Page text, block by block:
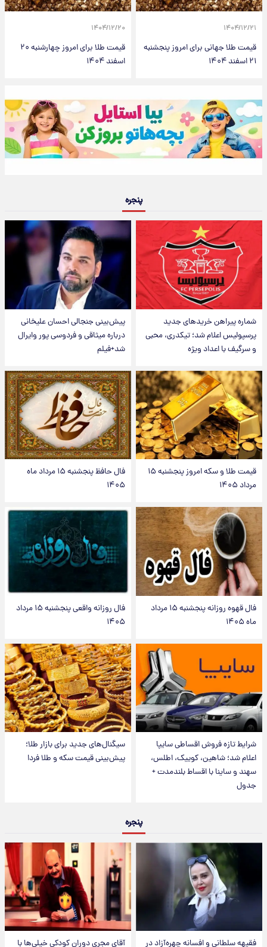
۱۴۰۴/۱۲/۲۱
قیمت طلا جهانی برای امروز پنجشنبه
۲۱ اسفند ۱۴۰۴
۱۴۰۴/۱۲/۲۰
قیمت طلا برای امروز چهارشنبه ۲۰
اسفند ۱۴۰۴
پنجره
شماره پیراهن خریدهای جدید
پرسپولیس اعلام شد؛ تیکدری، محبی
و سرگیف با اعداد ویژه
پیش‌بینی جنجالی احسان علیخانی
درباره میثاقی و فردوسی پور وایرال
شد+فیلم
قیمت طلا و سکه امروز پنجشنبه ۱۵
مرداد ۱۴۰۵
فال حافظ پنجشنبه ۱۵ مرداد ماه
۱۴۰۵
فال قهوه روزانه پنجشنبه ۱۵ مرداد
ماه ۱۴۰۵
فال روزانه واقعی پنجشنبه ۱۵ مرداد
۱۴۰۵
شرایط تازه فروش اقساطی سایپا
اعلام شد؛ شاهین، کوییک، اطلس،
سهند و ساینا با اقساط بلندمدت +
جدول
سیگنال‌های جدید برای بازار طلا؛
پیش‌بینی قیمت سکه و طلا فردا
پنجره
فقیهه سلطانی و افسانه چهره‌آزاد در
آقای مجریِ دوران کودکی خیلی‌ها با